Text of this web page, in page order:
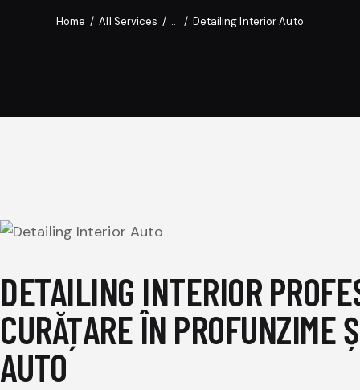
Home All Services ... Detailing Interior Auto
DETAILING INTERIOR
CURĂȚARE ÎN PROFUNZIME
AUTO